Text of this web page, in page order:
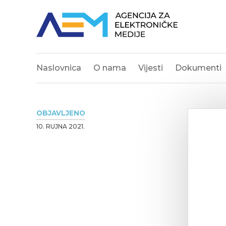
Naslovnica O nama Vijesti Dokumenti
OBJAVLJENO
10. RUJNA 2021.